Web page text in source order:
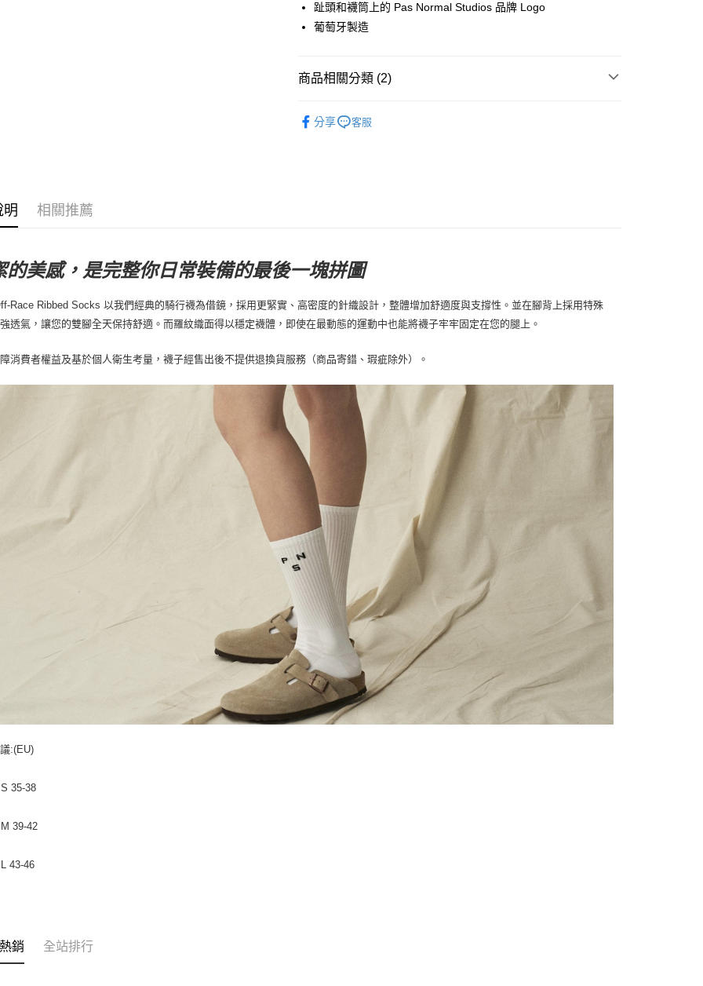
全家店到店
每筆NT$80，滿NT$10,000(含以上)免運費
每筆NT$80，滿NT$10,000(含以上)免運費
趾頭和襪筒上的 Pas Normal Studios 品牌 Logo
葡萄牙製造
商品相關分類 (2)
分享 客服
明 相關推薦
的美感，是完整你日常裝備的最後一塊拼圖
Race Ribbed Socks 以我們經典的騎行襪為借鏡，採用更緊實、高密度的針織設計，整體增加舒適度與支撐性。並在腳背上採用特殊
透氣，讓您的雙腳全天保持舒適。而羅紋織面得以穩定襪體，即使在最動態的運動中也能將襪子牢牢固定在您的腿上。
消費者權益及基於個人衛生考量，襪子經售出後不提供退換貨服務（商品寄錯、瑕疵除外） 。
:(EU)
S 35-38
M 39-42
L 43-46
銷 全站排行